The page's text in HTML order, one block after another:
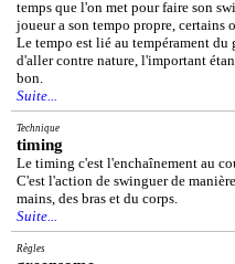
temps que l'on met pour faire son
joueur a son tempo propre, certains
Le tempo est lié au tempérament
d'aller contre nature, l'important
bon.
Suite...
Technique
timing
Le timing c'est l'enchaînement au
C'est l'action de swinguer de
mains, des bras et du corps.
Suite...
Règles